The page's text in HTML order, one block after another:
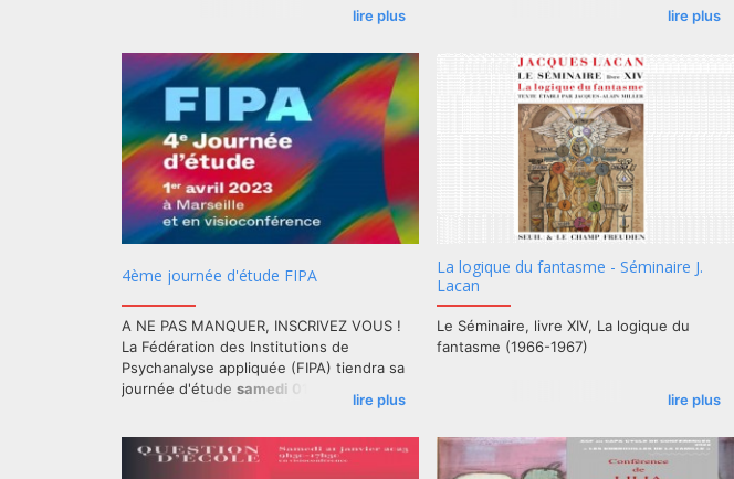
lire plus
lire plus
4ème journée d'étude FIPA
A NE PAS MANQUER, INSCRIVEZ VOUS !
La Fédération des Institutions de
Psychanalyse appliquée (FIPA) tiendra sa
journée d'étude samedi 01 avril 2023
lire plus
La logique du fantasme - Séminaire J.
Lacan
Le Séminaire, livre XIV, La logique du
fantasme (1966-1967)
lire plus